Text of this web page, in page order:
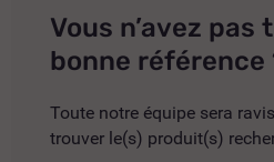
Vous n’avez pas
bonne référence
Toute notre équipe sera
trouver le(s) produit(s)